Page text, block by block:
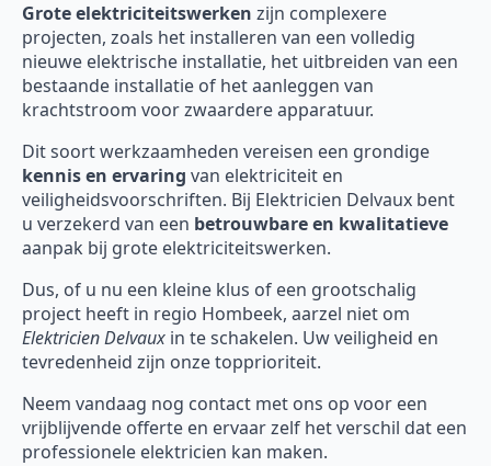
Grote elektriciteitswerken zijn complexere
projecten, zoals het installeren van een volledig
nieuwe elektrische installatie, het uitbreiden van een
bestaande installatie of het aanleggen van
krachtstroom voor zwaardere apparatuur.
Dit soort werkzaamheden vereisen een grondige
kennis en ervaring van elektriciteit en
veiligheidsvoorschriften. Bij Elektricien Delvaux bent
u verzekerd van een betrouwbare en kwalitatieve
aanpak bij grote elektriciteitswerken.
Dus, of u nu een kleine klus of een grootschalig
project heeft in regio Hombeek, aarzel niet om
Elektricien Delvaux in te schakelen. Uw veiligheid en
tevredenheid zijn onze topprioriteit.
Neem vandaag nog contact met ons op voor een
vrijblijvende offerte en ervaar zelf het verschil dat een
professionele elektricien kan maken.